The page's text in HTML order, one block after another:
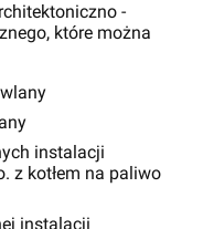
-
które można
instalacji
z kotłem na paliwo
instalacji